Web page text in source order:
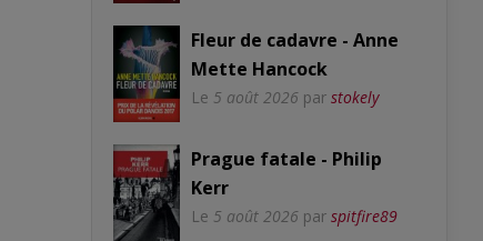
Fleur de cadavre - Anne
Mette Hancock
Le 5 août 2026 par stokely
Prague fatale - Philip
Kerr
Le 5 août 2026 par spitfire89